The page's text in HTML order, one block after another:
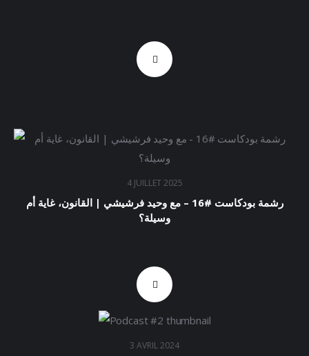
4 JUILLET 2025
رشمة بودكاست #16 – مع وحيد فرشيشي | القانون، غاية أم
وسيلة؟
3 AVRIL 2024